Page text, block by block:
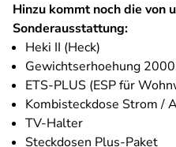
Hinzu kommt noch die von
Sonderausstattung:
Heki II (Heck)
Gewichtserhoehung
ETS-PLUS (ESP für
Kombisteckdose Strom /
TV-Halter
Steckdosen Plus-Paket